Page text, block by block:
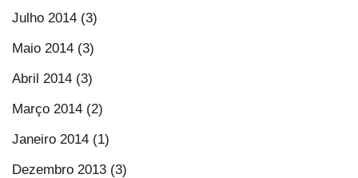
Julho 2014 (3)
Maio 2014 (3)
Abril 2014 (3)
Março 2014 (2)
Janeiro 2014 (1)
Dezembro 2013 (3)